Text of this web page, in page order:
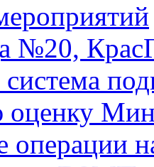
№20,
оценку